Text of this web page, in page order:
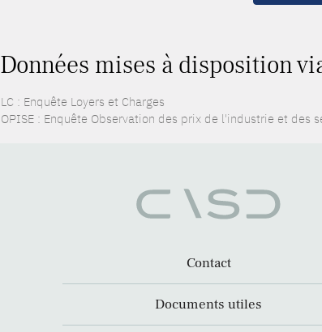
Données mises à disposition
LC : Enquête Loyers et Charges
OPISE : Enquête Observation des prix de l'industrie et des
Contact
Documents utiles